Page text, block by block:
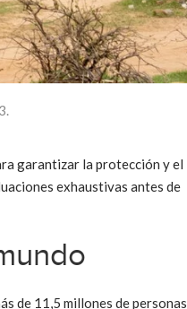
garantizar la protección y el
exhaustivas antes de
de 11,5 millones de personas